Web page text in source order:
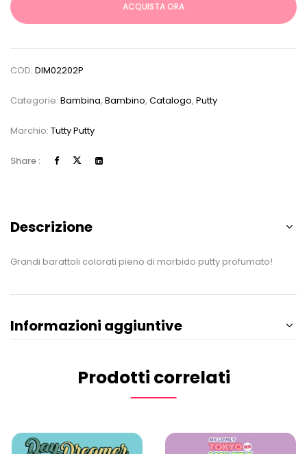
ACQUISTA ORA
COD: DIM02202P
Categorie: Bambina, Bambino, Catalogo, Putty
Marchio: Tutty Putty
Share :
Descrizione
Grandi barattoli colorati pieno di morbido putty profumato!
Informazioni aggiuntive
Prodotti correlati